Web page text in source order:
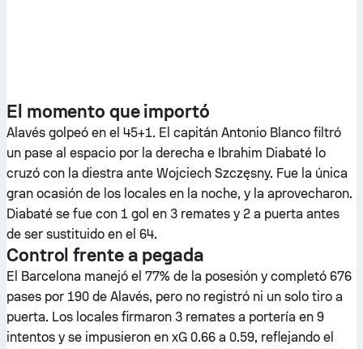
El momento que importó
Alavés golpeó en el 45+1. El capitán Antonio Blanco filtró
un pase al espacio por la derecha e Ibrahim Diabaté lo
cruzó con la diestra ante Wojciech Szczęsny. Fue la única
gran ocasión de los locales en la noche, y la aprovecharon.
Diabaté se fue con 1 gol en 3 remates y 2 a puerta antes
de ser sustituido en el 64.
Control frente a pegada
El Barcelona manejó el 77% de la posesión y completó 676
pases por 190 de Alavés, pero no registró ni un solo tiro a
puerta. Los locales firmaron 3 remates a portería en 9
intentos y se impusieron en xG 0.66 a 0.59, reflejando el